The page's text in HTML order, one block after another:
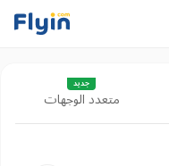
متعدد الوجهات
جديد